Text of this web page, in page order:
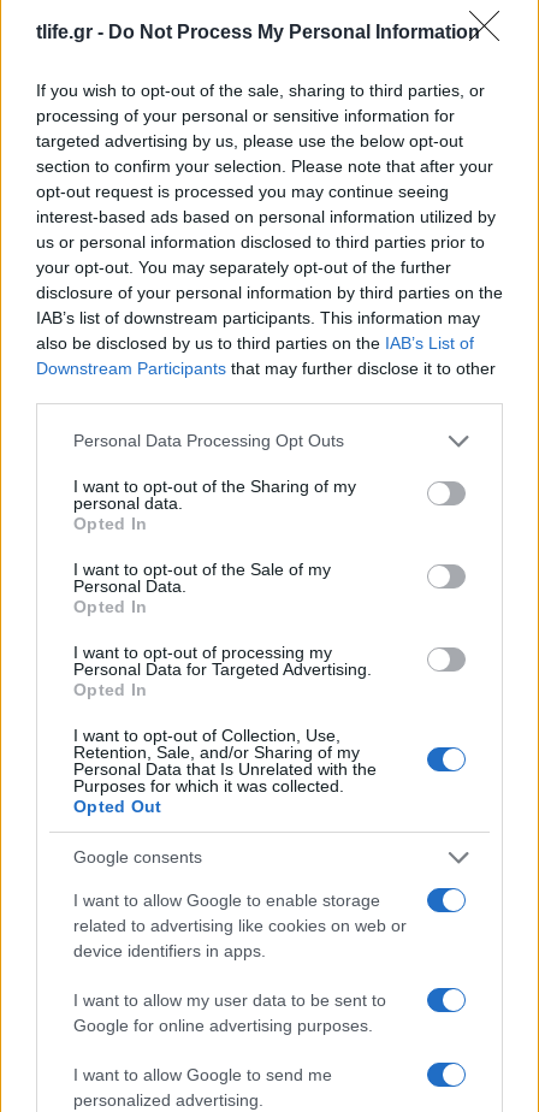
tlife.gr - Do Not Process My Personal Information
If you wish to opt-out of the sale, sharing to third parties, or
processing of your personal or sensitive information for
targeted advertising by us, please use the below opt-out
section to confirm your selection. Please note that after your
opt-out request is processed you may continue seeing
interest-based ads based on personal information utilized by
us or personal information disclosed to third parties prior to
your opt-out. You may separately opt-out of the further
disclosure of your personal information by third parties on the
IAB’s list of downstream participants. This information may
also be disclosed by us to third parties on the IAB’s List of
Downstream Participants that may further disclose it to other
Please note that this website/app uses one or more Google
not limited to your visit or usage behaviour. You may click to
grant or deny consent to Google and its third-party tags to
use your data for below specified purposes in below Google
consent section.
Personal Data Processing Opt Outs
I want to opt-out of the Sharing of my
personal data.
Opted In
I want to opt-out of the Sale of my
Personal Data.
Opted In
I want to opt-out of processing my
Personal Data for Targeted Advertising.
Opted In
I want to opt-out of Collection, Use,
Retention, Sale, and/or Sharing of my
Personal Data that Is Unrelated with the
Purposes for which it was collected.
Opted Out
Google consents
I want to allow Google to enable storage
related to advertising like cookies on web or
device identifiers in apps.
I want to allow my user data to be sent to
Google for online advertising purposes.
I want to allow Google to send me
personalized advertising.
Αλέξανδρος Τσουβέλας για τη σύντροφό του,
Εύα Καρύδη: «Θα την υπερασπιζόμουν άλλες
500 φορές – Δεν έχει φωτογένεια, τι να
κάνουμε»
Η Άριελ Κωνσταντινίδη για τον πρώην σύζυγό
της: «Αν ταιριάζαμε, θα ήμασταν ακόμη μαζί –
Δεν φτάσαμε ποτέ στα δικαστήρια»
09.08.2026